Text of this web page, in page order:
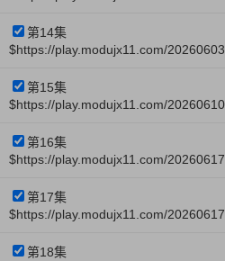
第14集
$https://play.modujx11.com/
第15集
$https://play.modujx11.com/
第16集
$https://play.modujx11.com/
第17集
$https://play.modujx11.com/
第18集